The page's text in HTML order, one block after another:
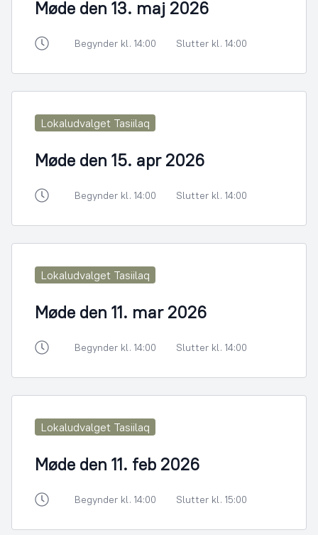
Møde den 13. maj 2026
Begynder kl. 14:00 Slutter kl. 14:00
Lokaludvalget Tasiilaq
Møde den 15. apr 2026
Begynder kl. 14:00 Slutter kl. 14:00
Lokaludvalget Tasiilaq
Møde den 11. mar 2026
Begynder kl. 14:00 Slutter kl. 14:00
Lokaludvalget Tasiilaq
Møde den 11. feb 2026
Begynder kl. 14:00 Slutter kl. 15:00